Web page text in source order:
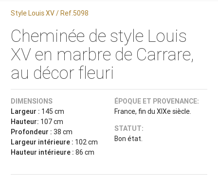
Style Louis XV / Ref.5098
Cheminée de style Louis
XV en marbre de Carrare,
au décor fleuri
DIMENSIONS
Largeur : 145 cm
Hauteur: 107 cm
Profondeur : 38 cm
Largeur intérieure : 102 cm
Hauteur intérieure :86 cm
ÉPOQUE ET PROVENANCE:
France, fin du XIXe siècle.
STATUT:
Bon état.